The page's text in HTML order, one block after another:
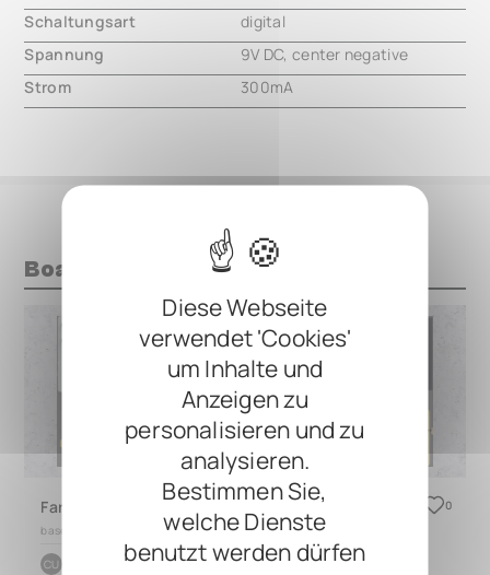
Diese Webseite
verwendet 'Cookies'
um Inhalte und
Anzeigen zu
personalisieren und zu
analysieren.
Bestimmen Sie,
welche Dienste
benutzt werden dürfen
Schaltungsart
digital
Spannung
9V DC, center negative
Strom
300mA
Boards mit diesem Pedal
Far East Pagoda D-Lite
based on Generisches Board
CU cuulguit@r
0